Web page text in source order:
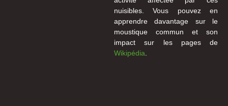
nuisibles. Vous pouvez en
apprendre davantage sur le
moustique commun et son
impact sur les pages de
Wikipédia.